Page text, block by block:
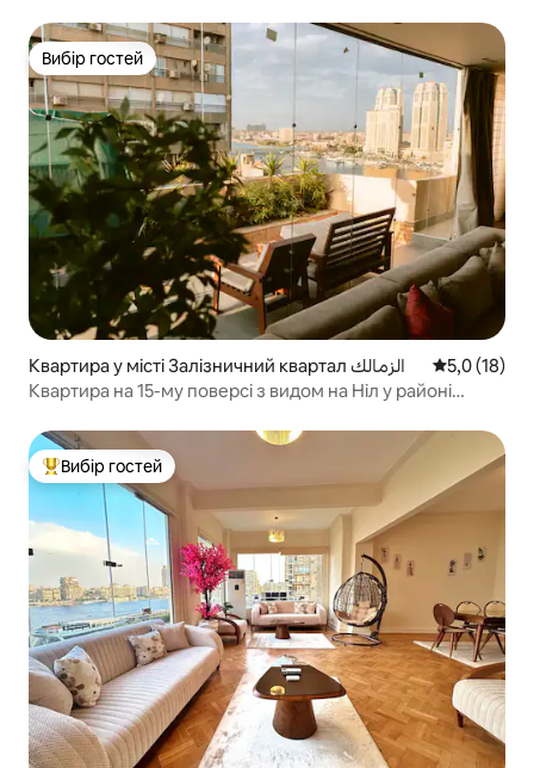
Вибір гостей
Вибір гостей
Квартира у місті Залізничний квартал الزمالك Середня
5,0 (18)
Квартира на 15-му поверсі з видом на Ніл у районі
Топ вибір гостей
Вибір гостей